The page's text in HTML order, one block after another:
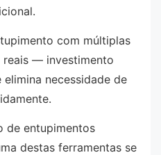
com múltiplas
reais — investimento
necessidade de
de entupimentos
destas ferramentas se